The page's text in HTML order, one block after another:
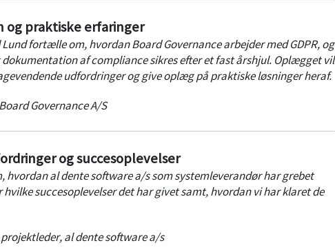
og praktiske erfaringer
fortælle om, hvordan Board Governance arbejder med GDPR, og
af compliance sikres efter et fast årshjul. Oplægget vil
udfordringer og give oplæg på praktiske løsninger heraf.
Board Governance A/S
og succesoplevelser
al dente software a/s som systemleverandør har grebet
hvilke succesoplevelser det har givet samt, hvordan vi har klaret de
,al dente software a/s